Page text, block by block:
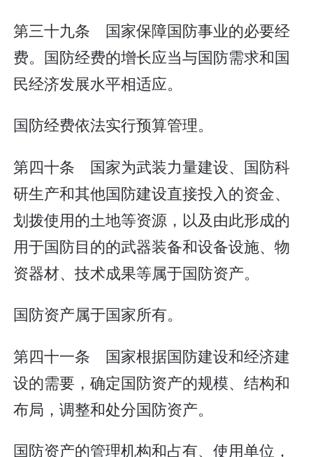
第三十九条 国家保障国防事业的必要经
费。国防经费的增长应当与国防需求和国
民经济发展水平相适应。
国防经费依法实行预算管理。
第四十条 国家为武装力量建设、国防科
研生产和其他国防建设直接投入的资金、
划拨使用的土地等资源，以及由此形成的
用于国防目的的武器装备和设备设施、物
资器材、技术成果等属于国防资产。
国防资产属于国家所有。
第四十一条 国家根据国防建设和经济建
设的需要，确定国防资产的规模、结构和
布局，调整和处分国防资产。
国防资产的管理机构和占有、使用单位，